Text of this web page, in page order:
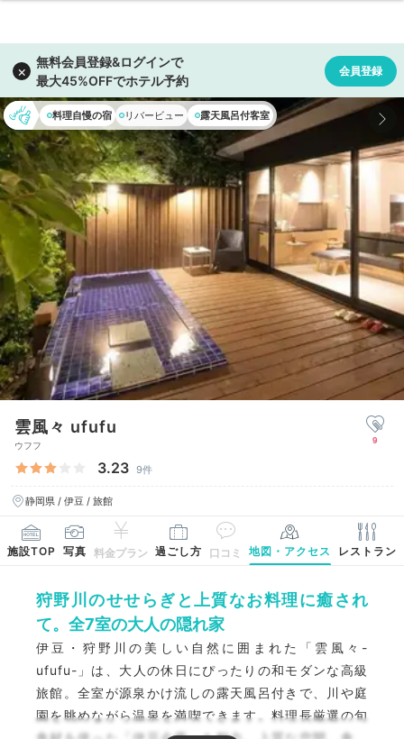
料理自慢の宿 リバービュー 露天風呂付客室
雲風々 ufufu
ウフフ
3.23 9件
静岡県 / 伊豆 / 旅館
9
施設TOP 写真 料金プラン 過ごし方 口コミ 地図・アクセス レストラン
狩野川のせせらぎと上質なお料理に癒され
て。全7室の大人の隠れ家
伊豆・狩野川の美しい自然に囲まれた「雲風々-
ufufu-」は、大人の休日にぴったりの和モダンな高級
旅館。全室が源泉かけ流しの露天風呂付きで、川や庭
園を眺めながら温泉を満喫できます。料理長厳選の旬